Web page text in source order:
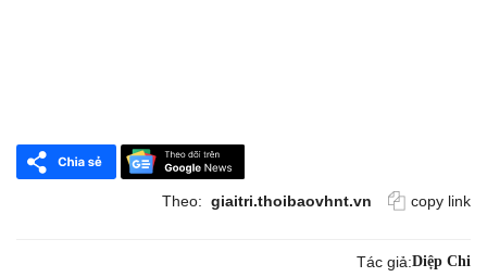
Theo: giaitri.thoibaovhnt.vn copy link
Tác giả:Diệp Chi